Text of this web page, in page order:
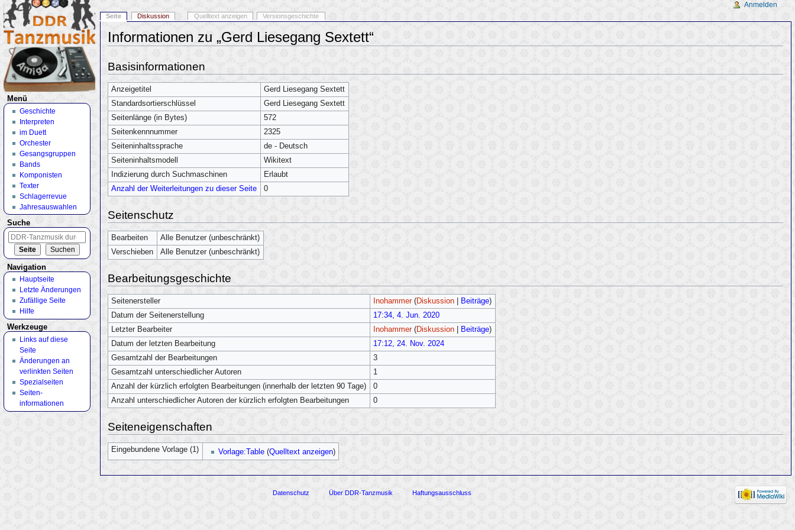
Informationen zu „Gerd Liesegang Sextett“
Basisinformationen
Anzeigetitel
Gerd Liesegang Sextett
Standardsortierschlüssel
Gerd Liesegang Sextett
Seitenlänge (in Bytes)
572
Seitenkennnummer
2325
Seiteninhaltssprache
de - Deutsch
Seiteninhaltsmodell
Wikitext
Indizierung durch Suchmaschinen
Erlaubt
Anzahl der Weiterleitungen zu dieser Seite
0
Seitenschutz
Bearbeiten
Alle Benutzer (unbeschränkt)
Verschieben
Alle Benutzer (unbeschränkt)
Bearbeitungsgeschichte
Seitenersteller Inohammer (Diskussion Beiträge)
Datum der Seitenerstellung
17:34, 4. Jun. 2020
Letzter Bearbeiter
Inohammer (Diskussion Beiträge)
Datum der letzten Bearbeitung
17:12, 24. Nov. 2024
Gesamtzahl der Bearbeitungen
3
Gesamtzahl unterschiedlicher Autoren
1
Anzahl der kürzlich erfolgten Bearbeitungen (innerhalb der letzten 90 Tage)
0
Anzahl unterschiedlicher Autoren der kürzlich erfolgten Bearbeitungen
0
Seiteneigenschaften
Eingebundene Vorlage (1) Vorlage:Table(Quelltext anzeigen)
Seite Diskussion Quelltext anzeigen Versionsgeschichte
Anmelden
Menü
Geschichte
Interpreten
im Duett
Orchester
Gesangsgruppen
Bands
Komponisten
Texter
Schlagerrevue
Jahresauswahlen
Suche
Navigation
Hauptseite
Letzte Änderungen
Zufällige Seite
Hilfe
Werkzeuge
Links auf diese
Seite
Änderungen an
verlinkten Seiten
Spezialseiten
Seiten­
informationen
Datenschutz Über DDR-Tanzmusik Haftungsausschluss